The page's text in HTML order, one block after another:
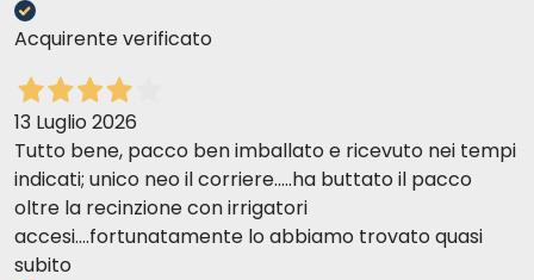
Acquirente verificato
13 Luglio 2026
Tutto bene, pacco ben imballato e ricevuto nei tempi
indicati; unico neo il corriere.....ha buttato il pacco
oltre la recinzione con irrigatori
accesi....fortunatamente lo abbiamo trovato quasi
subito